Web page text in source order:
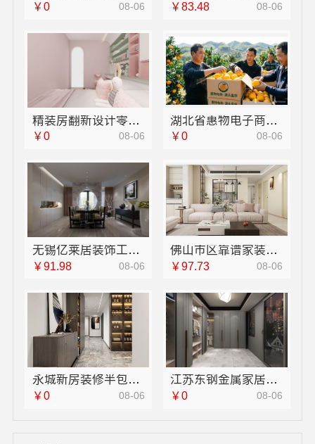
￥0 08-06 ￥83.48 08-06
精装房翻新设计零增项——同城快装（湖北）科技有限公司
￥0 08-06
湖北省惠物电子商务有限公司：推荐母婴用品厂家优缺点对比
￥0 08-06
无锡亿莱居装饰工程材料有限公司无锡毛坯房半包价格
￥91.98 08-06
佛山市区靠谱家装施工推荐佛山市雅居美家建筑装饰工程有限公司
￥97.73 08-06
永城新房装修半包河南璟臻环保建材有限公司透明报价省心
￥0 08-06
江苏东钢金属家居：轻奢极简踢脚线不锈钢材质
￥0 08-06